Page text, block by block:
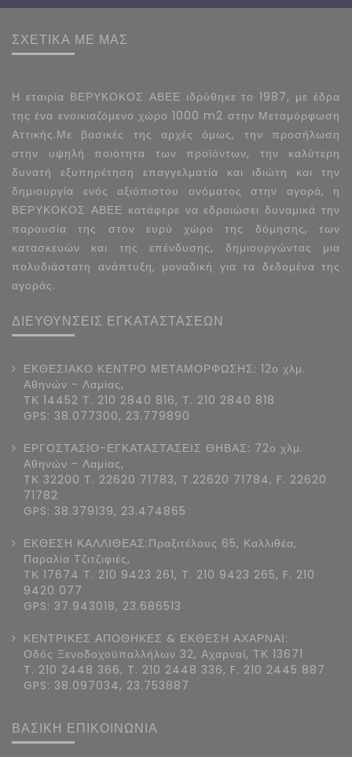
ΣΧΕΤΙΚΑ ΜΕ ΜΑΣ
Η εταιρία ΒΕΡΥΚΟΚΟΣ ΑΒΕΕ ιδρύθηκε το 1987, με έδρα
της ένα ενοικιαζόμενο χώρο 1000 m2 στην Μεταμόρφωση
Αττικής.Με βασικές της αρχές όμως, την προσήλωση
στην υψηλή ποιότητα των προϊόντων, την καλύτερη
δυνατή εξυπηρέτηση επαγγελματία και ιδιώτη και την
δημιουργία ενός αξιόπιστου ονόματος στην αγορά, η
ΒΕΡΥΚΟΚΟΣ ΑΒΕΕ κατάφερε να εδραιώσει δυναμικά την
παρουσία της στον ευρύ χώρο της δόμησης, των
κατασκευών και της επένδυσης, δημιουργώντας μια
πολυδιάστατη ανάπτυξη, μοναδική για τα δεδομένα της
αγοράς.
ΔΙΕΥΘΥΝΣΕΙΣ ΕΓΚΑΤΑΣΤΑΣΕΩΝ
ΕΚΘΕΣΙΑΚΟ ΚΕΝΤΡΟ ΜΕΤΑΜΟΡΦΩΣΗΣ: 12ο χλμ.
Αθηνών - Λαμίας,
ΤΚ 14452 Τ. 210 2840 816, Τ. 210 2840 818
GPS: 38.077300, 23.779890
ΕΡΓΟΣΤΑΣΙΟ-ΕΓΚΑΤΑΣΤΑΣΕΙΣ ΘΗΒΑΣ: 72ο χλμ.
Αθηνών - Λαμίας,
ΤΚ 32200 Τ. 22620 71783, T.22620 71784, F. 22620
71782
GPS: 38.379139, 23.474865
ΕΚΘΕΣΗ ΚΑΛΛΙΘΕΑΣ:Πραξιτέλους 65, Καλλιθέα,
Παραλία Τζιτζιφιές,
ΤΚ 17674 Τ. 210 9423 261, T. 210 9423 265, F. 210
9420 077
GPS: 37.943018, 23.686513
ΚΕΝΤΡΙΚΕΣ ΑΠΟΘΗΚΕΣ & ΕΚΘΕΣΗ ΑΧΑΡΝΑΙ:
Οδός Ξενοδοχοϋπαλλήλων 32, Αχαρναί, ΤΚ 13671
Τ. 210 2448 366, T. 210 2448 336, F. 210 2445 887
GPS: 38.097034, 23.753887
ΒΑΣΙΚΗ ΕΠΙΚΟΙΝΩΝΙΑ